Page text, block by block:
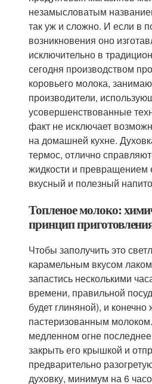
незамысловатым
так уж и сложно. И если в
возникновения оно
исключительно в
сегодня производством
коровьего молока,
производители,
усовершенствованные
факт не исключает
на домашней кухне.
термос, отлично
жидкости и превращением
вкусный и полезный
Топленое молоко:
принцип
Чтобы заполучить это
карамельным вкусом
запастись несколькими
времени, правильной
будет глиняной), и
пастеризованным
медленном огне
закрыть его крышкой и
предварительно
духовку, минимум на 6